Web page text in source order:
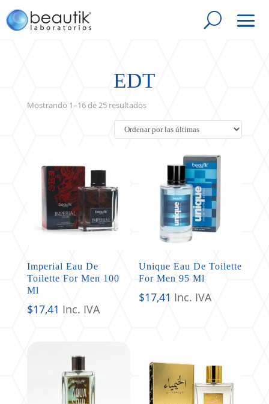
EDT
Mostrando 1–16 de 25 resultadosSorted
by
latest
Imperial Eau De
Toilette For Men 100
Ml
$17,41 Inc. IVA
Unique Eau De Toilette
For Men 95 Ml
$17,41 Inc. IVA